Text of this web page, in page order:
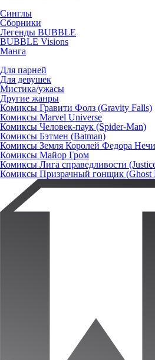
Синглы
Сборники
Легенды BUBBLE
BUBBLE Visions
Манга
Для парней
Для девушек
Мистика/ужасы
Другие жанры
Комиксы Гравити Фолз (Gravity Falls)
Комиксы Marvel Universe
Комиксы Человек-паук (Spider-Man)
Комиксы Бэтмен (Batman)
Комиксы Земля Королей Федора
Комиксы Майор Гром
Комиксы Лига справедливости
Комиксы Призрачный гонщик (Ghost